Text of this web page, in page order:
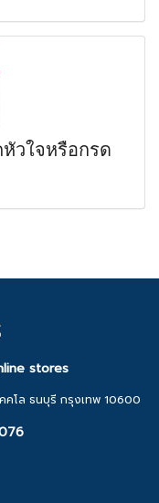
วใจหรือกรด
stores
โล ธนบุรี กรุงเทพ 10600